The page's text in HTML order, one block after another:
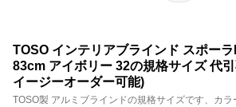
TOSO インテリアブラインド スポー
83cm アイボリー 32の規格サイズ 代
イージーオーダー可能)
TOSO製 アルミブラインドの規格サイズです、カ